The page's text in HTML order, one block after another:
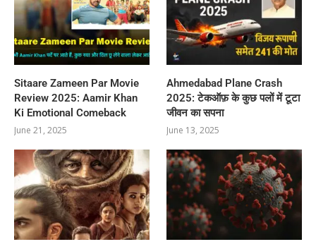
Sitaare Zameen Par Movie
Review 2025: Aamir Khan
Ki Emotional Comeback
June 21, 2025
Ahmedabad Plane Crash
2025: टेकऑफ़ के कुछ पलों में टूटा
जीवन का सपना
June 13, 2025